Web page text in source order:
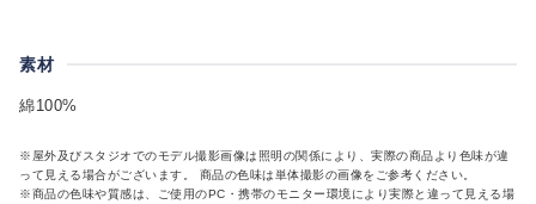
素材
綿100%
※屋外及びスタジオでのモデル撮影画像は照明の関係により、実際の商品より色味が違
って見える場合がございます。 商品の色味は単体撮影の画像をご参考ください。
※商品の色味や質感は、ご使用のPC・携帯のモニター環境により実際と違って見える場